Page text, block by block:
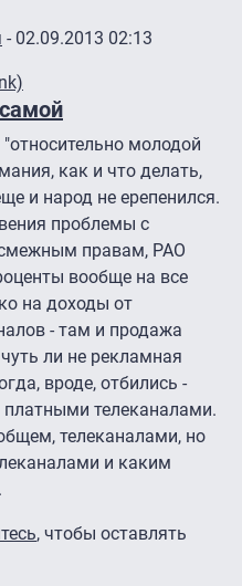
- 02.09.2013 02:13
молодой
как и что делать,
и народ не ерепенился.
проблемы с
правам, РАО
вообще на все
на доходы от
- там и продажа
ли не рекламная
вроде, отбились -
платными телеканалами.
телеканалами, но
и каким
, чтобы оставлять